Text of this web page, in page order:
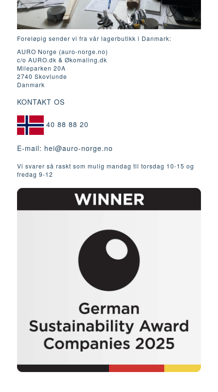
Foreløpig sender vi fra vår lagerbutikk i Danmark:
AURO Norge (auro-norge.no)
c/o AURO.dk & Økomaling.dk
Mileparken 20A
2740 Skovlunde
Danmark
KONTAKT OS
40 88 88 20
E-mail: hei@auro-norge.no
Vi svarer så raskt som mulig mandag til torsdag 10-15 og
fredag ​​9-12